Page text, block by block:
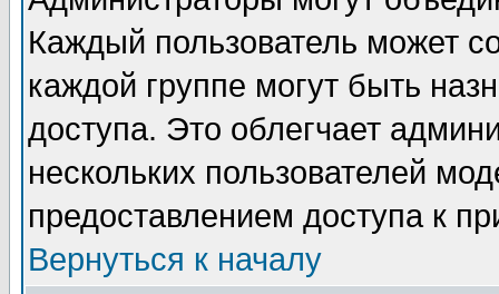
Каждый пользователь может
каждой группе могут быть
доступа. Это облегчает
нескольких пользователей
предоставлением доступа к
Вернуться к началу